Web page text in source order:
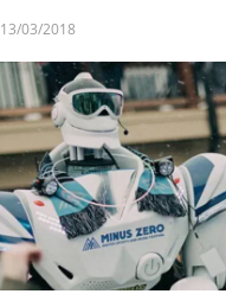
13/03/2018